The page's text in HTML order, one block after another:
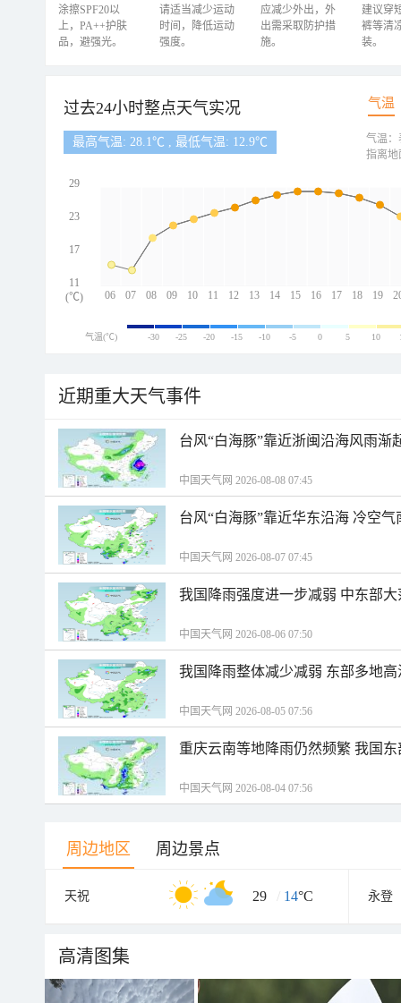
涂擦SPF20以
上，PA++护肤
品，避强光。
请适当减少运动
时间，降低运动
强度。
应减少外出，外
出需采取防护措
施。
建议穿
裤等清
装。
过去24小时整点天气实况 气温
最高气温: 28.1℃ , 最低气温: 12.9℃
06 07 08 09 10 11 12 13 14 15 16 17 18 19
29
23
17
11
(℃)
气温：
指离地
气温(℃) -30 -25 -20 -15 -10 -5 0 5 10
近期重大天气事件
台风“白海豚”靠近浙闽沿海风雨渐
中国天气网 2026-08-08 07:45
台风“白海豚”靠近华东沿海 冷空
中国天气网 2026-08-07 07:45
我国降雨强度进一步减弱 中东部
中国天气网 2026-08-06 07:50
我国降雨整体减少减弱 东部多地
中国天气网 2026-08-05 07:56
重庆云南等地降雨仍然频繁 我国
中国天气网 2026-08-04 07:56
周边地区 周边景点
天祝 29 / 14°C 永登
高清图集